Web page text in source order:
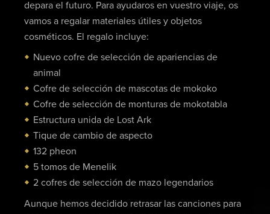
depara el futuro. Para ayudaros en vuestro viaje, os
vamos a regalar materiales útiles y objetos
cosméticos. El regalo incluye:
Nuevo cofre de selección de apariencias de
animal
Cofre de selección de mascotas de mokoko
Cofre de selección de monturas de mokotabla
Estructura unida de Lost Ark
Tique de cambio de aspecto
132 pheon
5 tomos de Menelik
2 cofres de selección de mazo legendarios
Aunque hemos decidido retrasar las canciones para